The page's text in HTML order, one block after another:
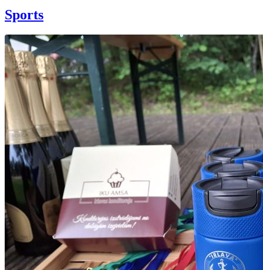
Sports